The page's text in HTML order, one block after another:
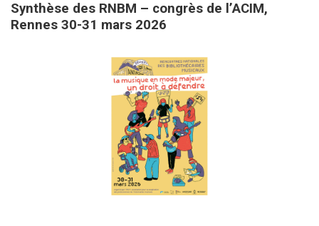
Synthèse des RNBM – congrès de l’ACIM,
Rennes 30-31 mars 2026